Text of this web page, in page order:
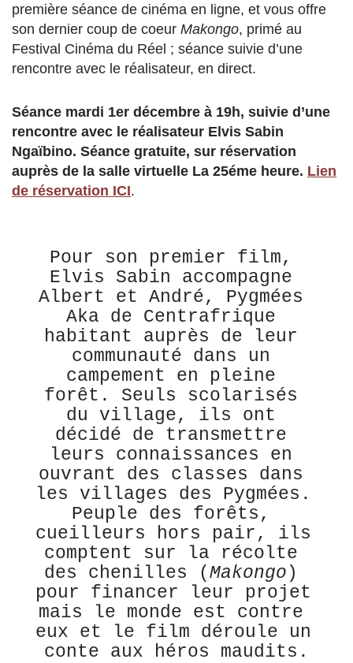
première séance de cinéma en ligne, et vous offre
son dernier coup de coeur Makongo, primé au
Festival Cinéma du Réel ; séance suivie d’une
rencontre avec le réalisateur, en direct.
Séance mardi 1er décembre à 19h, suivie d’une
rencontre avec le réalisateur Elvis Sabin
Ngaïbino. Séance gratuite, sur réservation
auprès de la salle virtuelle La 25éme heure. Lien
de réservation ICI.
Pour son premier film,
Elvis Sabin accompagne
Albert et André, Pygmées
Aka de Centrafrique
habitant auprès de leur
communauté dans un
campement en pleine
forêt. Seuls scolarisés
du village, ils ont
décidé de transmettre
leurs connaissances en
ouvrant des classes dans
les villages des Pygmées.
Peuple des forêts,
cueilleurs hors pair, ils
comptent sur la récolte
des chenilles (Makongo)
pour financer leur projet
mais le monde est contre
eux et le film déroule un
conte aux héros maudits.